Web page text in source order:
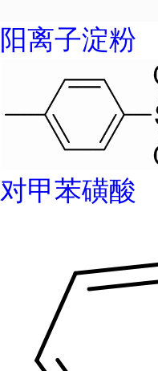
阳离子淀粉
对甲苯磺酸